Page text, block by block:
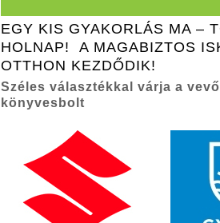
EGY KIS GYAKORLÁS MA –
HOLNAP! A MAGABIZTOS
OTTHON KEZDŐDIK!
Széles választékkal várja a
könyvesbolt